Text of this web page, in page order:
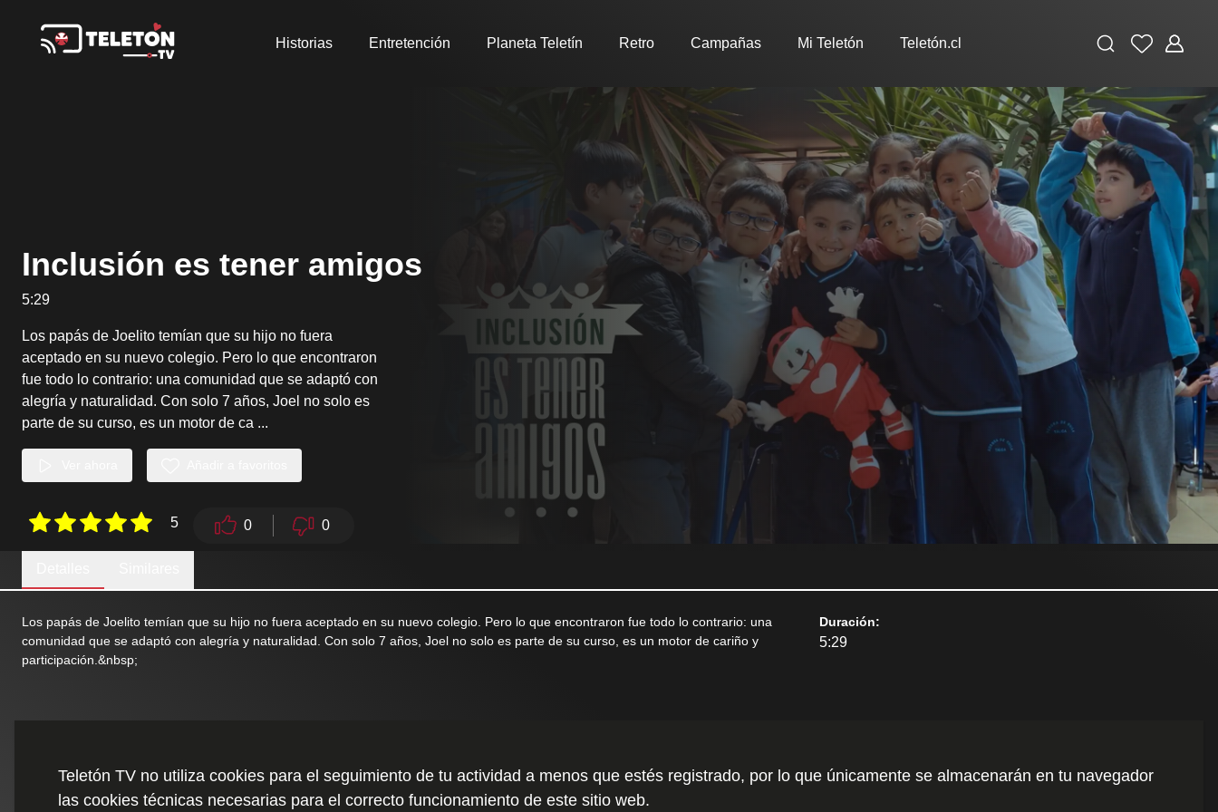
Historias Entretención Planeta Teletín Retro Campañas Mi Teletón Teletón.cl BuscarFavoritos
Inclusión es tener amigos
5:29
Los papás de Joelito temían que su hijo no fuera
aceptado en su nuevo colegio. Pero lo que encontraron
fue todo lo contrario: una comunidad que se adaptó con
alegría y naturalidad. Con solo 7 años, Joel no solo es
parte de su curso, es un motor de ca ...
5 0 0
Los papás de Joelito temían que su hijo no fuera aceptado en su nuevo colegio. Pero lo que encontraron fue todo lo contrario: una
comunidad que se adaptó con alegría y naturalidad. Con solo 7 años, Joel no solo es parte de su curso, es un motor de cariño y
participación.&nbsp;
Duración:
5:29
Teletón TV no utiliza cookies para el seguimiento de tu actividad a menos que estés registrado, por lo que únicamente se almacenarán en tu navegador
las cookies técnicas necesarias para el correcto funcionamiento de este sitio web.